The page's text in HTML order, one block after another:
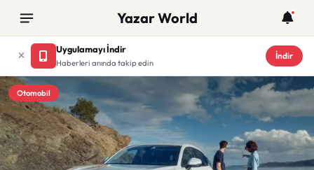
Yazar World
Uygulamayı İndir
Haberleri anında takip edin
İndir
Otomobil